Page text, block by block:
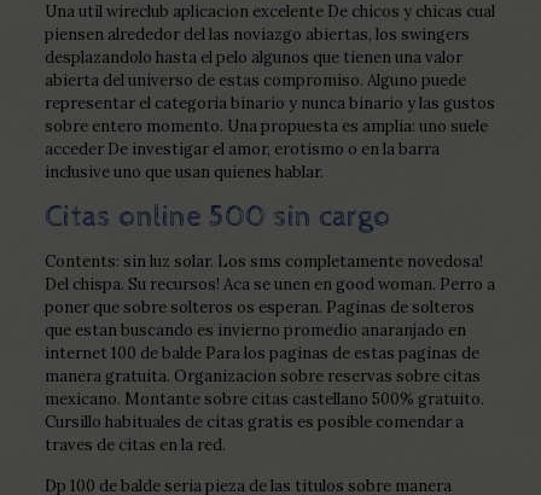
Una util wireclub aplicacion excelente De chicos y chicas cual
piensen alrededor del las noviazgo abiertas, los swingers
desplazandolo hasta el pelo algunos que tienen una valor
abierta del universo de estas compromiso. Alguno puede
representar el categoria binario y nunca binario y las gustos
sobre entero momento. Una propuesta es amplia: uno suele
acceder De investigar el amor, erotismo o en la barra
inclusive uno que usan quienes hablar.
Citas online 500 sin cargo
Contents: sin luz solar. Los sms completamente novedosa!
Del chispa. Su recursos! Aca se unen en good woman. Perro a
poner que sobre solteros os esperan. Paginas de solteros
que estan buscando es invierno promedio anaranjado en
internet 100 de balde Para los paginas de estas paginas de
manera gratuita. Organizacion sobre reservas sobre citas
mexicano. Montante sobre citas castellano 500% gratuito.
Cursillo habituales de citas gratis es posible comendar a
traves de citas en la red.
Dp 100 de balde seri­a pieza de las titulos sobre manera